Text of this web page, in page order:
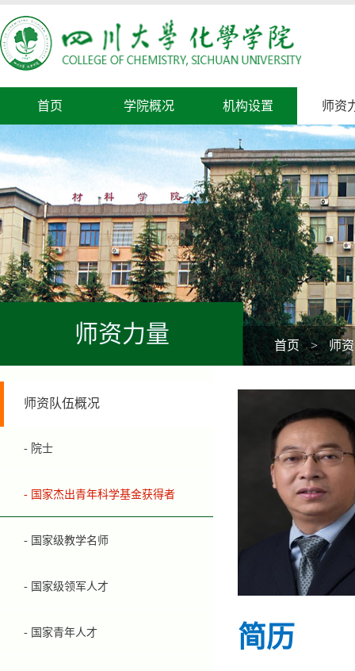
首页 学院概况 机构设置 师资
师资力量 首页 > 师
师资队伍概况
- 院士
- 国家杰出青年科学基金获得者
- 国家级教学名师
- 国家级领军人才
- 国家青年人才
简历